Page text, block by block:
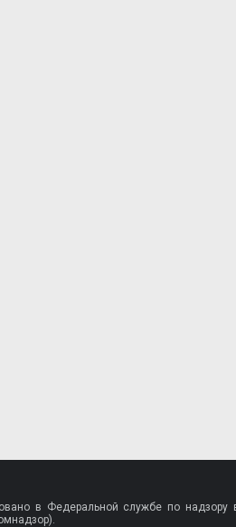
в Федеральной службе по надзору